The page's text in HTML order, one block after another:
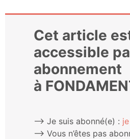
Cet article
accessible
abonnement
à
⟶ Je suis abonné(e) :
⟶ Vous n’êtes pas